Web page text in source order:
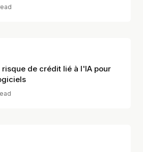
de crédit lié à l'IA pour